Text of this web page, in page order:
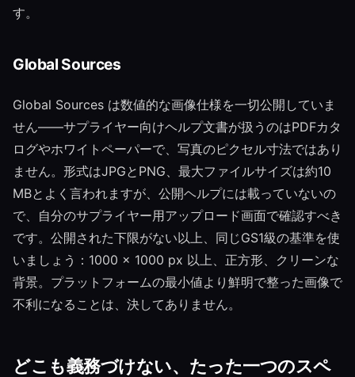
す。
Global Sources
Global Sources は数値的な画像仕様を一切公開していま
せん——サプライヤー向けヘルプ文書が扱うのはPDFカタ
ログやホワイトペーパーで、写真のピクセル寸法ではあり
ません。形式はJPGとPNG、最大ファイルサイズは約10
MBとよく言われますが、公開ヘルプには載っていないの
で、自分のサプライヤー用アップロード画面で確認すべき
です。公開された下限がない以上、同じGS1級の基準を使
いましょう：1000 × 1000 px 以上、正方形、クリーンな
背景。プラットフォームの最小値より鮮明で整った画像で
不利になることは、決してありません。
どこも義務づけない、たった一つのスペ